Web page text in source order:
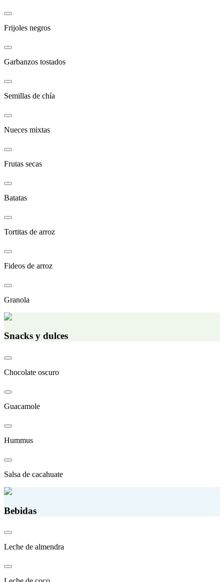
Frijoles negros
Garbanzos tostados
Semillas de chía
Nueces mixtas
Frutas secas
Batatas
Tortitas de arroz
Fideos de arroz
Granola
Snacks y dulces
Chocolate oscuro
Guacamole
Hummus
Salsa de cacahuate
Bebidas
Leche de almendra